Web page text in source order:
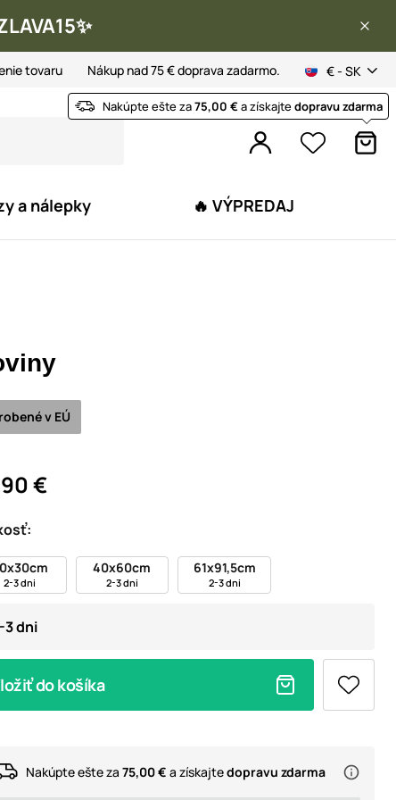
tovaru Nákup nad 75 € doprava zadarmo. € - SK
Nakúpte ešte za75,00 €a získajtedopravu zdarma
a nálepky 🔥 VÝPREDAJ
€
v EÚ
2-3 dni
40x60cm
2-3 dni
61x91,5cm
2-3 dni
3 dni
do košíka
Nakúpte ešte za 75,00 € a získajtedopravu zdarma